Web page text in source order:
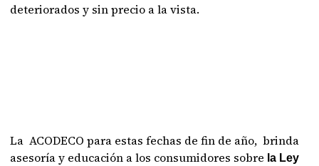
deteriorados y sin precio a la vista.
La ACODECO para estas fechas de fin de año, brinda
asesoría y educación a los consumidores sobre la Ley